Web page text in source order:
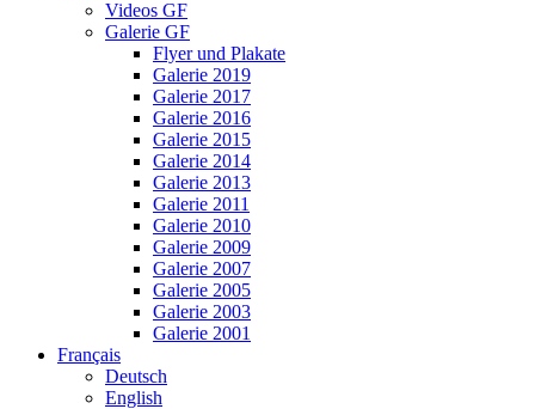
Videos GF
Galerie GF
Flyer und Plakate
Galerie 2019
Galerie 2017
Galerie 2016
Galerie 2015
Galerie 2014
Galerie 2013
Galerie 2011
Galerie 2010
Galerie 2009
Galerie 2007
Galerie 2005
Galerie 2003
Galerie 2001
Français
Deutsch
English